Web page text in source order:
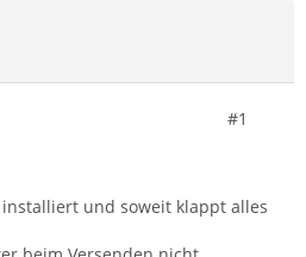
#1
und soweit klappt alles